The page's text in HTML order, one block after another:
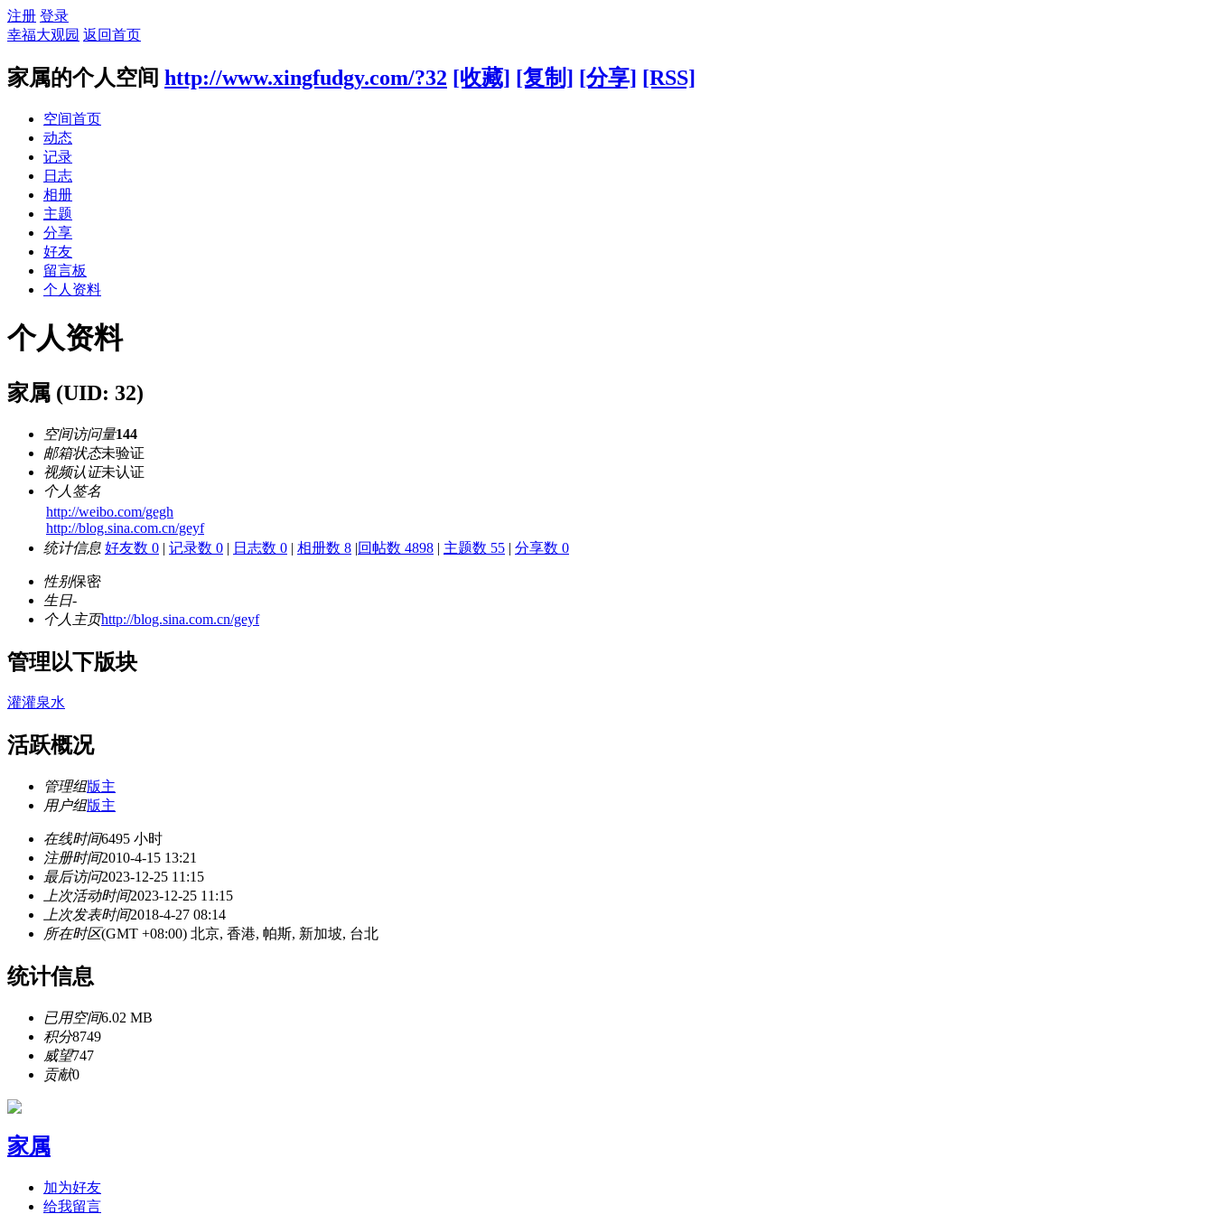
注册 登录
幸福大观园 返回首页
家属的个人空间 http://www.xingfudgy.com/?32 [收藏] [复制] [分享] [RSS]
空间首页
动态
记录
日志
相册
主题
分享
好友
留言板
个人资料
个人资料
家属 (UID: 32)
空间访问量144
邮箱状态未验证
视频认证未认证
个人签名
http://weibo.com/gegh
http://blog.sina.com.cn/geyf
统计信息 好友数 0 | 记录数 0 | 日志数 0 | 相册数 8 |回帖数 4898 | 主题数 55 | 分享数 0
性别保密
生日-
个人主页http://blog.sina.com.cn/geyf
管理以下版块
灌灌泉水
活跃概况
管理组版主
用户组版主
在线时间6495 小时
注册时间2010-4-15 13:21
最后访问2023-12-25 11:15
上次活动时间2023-12-25 11:15
上次发表时间2018-4-27 08:14
所在时区(GMT +08:00) 北京, 香港, 帕斯, 新加坡, 台北
统计信息
已用空间6.02 MB
积分8749
威望747
贡献0
家属
加为好友
给我留言